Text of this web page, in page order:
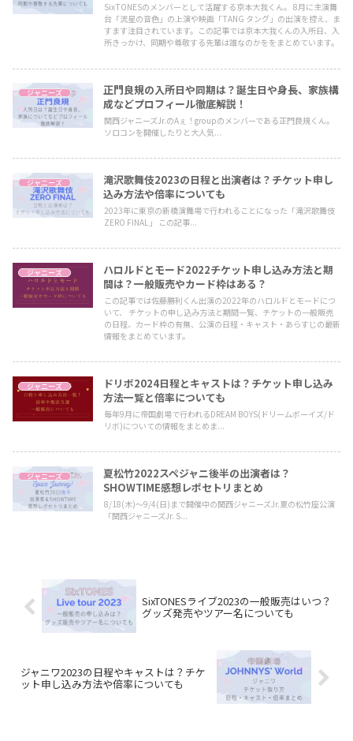
SixTONESのメンバーとして活躍する京本大我くん。 8月に主演舞
台「流星の音色」の上演や映画「TANG タング」の出演を控え、ま
すます注目されています。この記事では京本大我くんの入所日、入
所きっかけ、同期や尊敬する先輩は誰なのかををまとめています。
ジャニーズ
正門良規の入所日や同期は？誕生日や身長、家族構
成などプロフィール徹底解説！
関西ジャニーズJr.のAぇ！groupのメンバーである正門良規くん。
ソロコンを開催したりと大人気...
ジャニーズ
滝沢歌舞伎2023の日程と出演者は？チケット申し
込み方法や倍率についても
2023年に東京の新橋演舞場で行われることになった「滝沢歌舞伎
ZERO FINAL」 この記事...
ジャニーズ
ハロルドとモード2022チケット申し込み方法と期
間は？一般販売やカード枠はある？
この記事では佐藤勝利くん出演の2022年のハロルドとモードにつ
いて、 チケットの申し込み方法と期間一覧、チケットの一般販売
の日程、カード枠の有無、公演の日程・キャスト・あらすじの最新
情報をまとめています。
ジャニーズ
ドリボ2024日程とキャストは？チケット申し込み
方法一覧と倍率についても
毎年9月に帝国劇場で行われるDREAM BOYS(ドリームボーイズ/ド
リボ)についての情報をまとめま...
ジャニーズ
夏松竹2022スペジャニ後半の出演者は？
SHOWTIME感想レポセトリまとめ
8/18(木)～9/4(日)まで開催中の関西ジャニーズJr.夏の松竹座公演
「関西ジャニーズJr. S...
SixTONESライブ2023の一般販売はいつ？
グッズ発売やツアー名についても
ジャニワ2023の日程やキャストは？チケ
ット申し込み方法や倍率についても